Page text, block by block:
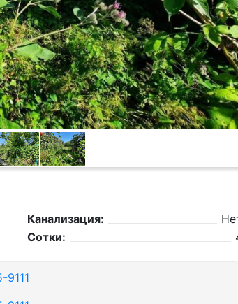
Канализация:
Сотки: